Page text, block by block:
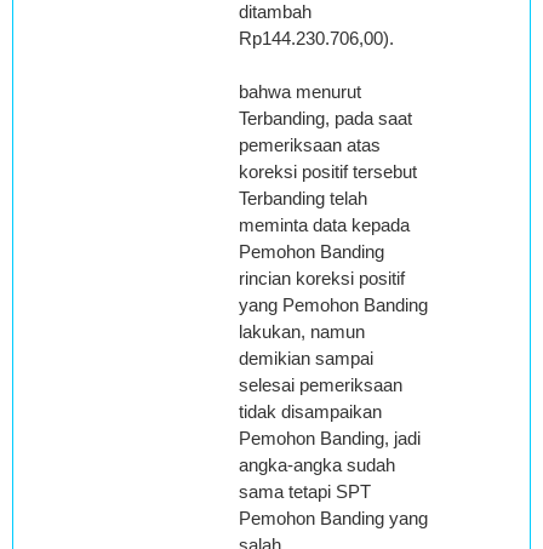
ditambah
Rp144.230.706,00).
bahwa menurut
Terbanding, pada saat
pemeriksaan atas
koreksi positif tersebut
Terbanding telah
meminta data kepada
Pemohon Banding
rincian koreksi positif
yang Pemohon Banding
lakukan, namun
demikian sampai
selesai pemeriksaan
tidak disampaikan
Pemohon Banding, jadi
angka-angka sudah
sama tetapi SPT
Pemohon Banding yang
salah.